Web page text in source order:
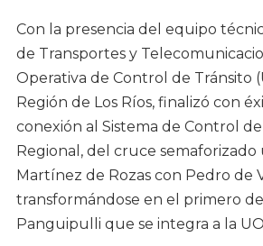
Con la presencia del equipo
de Transportes y
Operativa de Control de Tránsito
Región de Los Ríos, finalizó con
conexión al Sistema de Control
Regional, del cruce semaforizado
Martínez de Rozas con Pedro de
transformándose en el primero
Panguipulli que se integra a la